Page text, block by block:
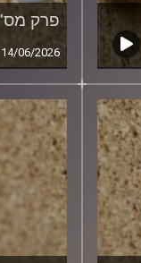
פרק מס' 298
14/06/2026